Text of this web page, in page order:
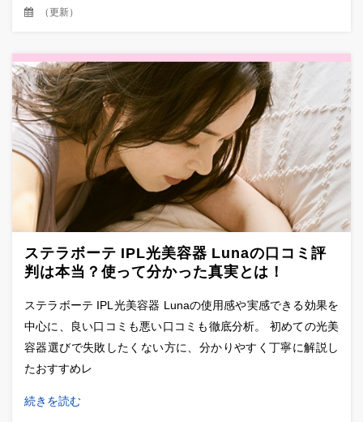
（更新）
ステラボーテ IPL光美容器 Lunaの口コミ評
判は本当？使って分かった真実とは！
ステラボーテ IPL光美容器 Lunaの使用感や実感できる効果を
中心に、良い口コミも悪い口コミも徹底分析。 初めての光美
容器選びで失敗したくない方に、分かりやすく丁寧に解説し
たおすすめレ
続きを読む